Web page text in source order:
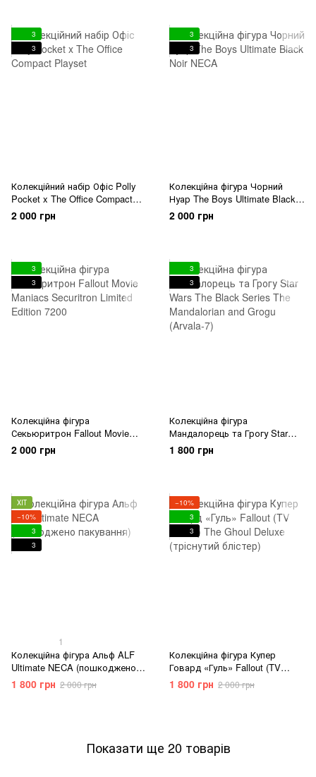
3
3
Колекційний набір Офіс Polly
Pocket x The Office Compact
Playset
2 000 грн
3
3
Колекційна фігура Чорний
Нуар The Boys Ultimate Black
Noir NECA
2 000 грн
3
3
Колекційна фігура
Секьюритрон Fallout Movie
Maniacs Securitron Limited
Edition 7200
2 000 грн
3
3
Колекційна фігура
Мандалорець та Грогу Star
Wars The Black Series The
Mandalorian and Grogu (Arvala-
1 800 грн
ХІТ
−10%
3
3
1
Колекційна фігура Альф ALF
Ultimate NECA (пошкоджено
пакування)
1 800 грн 2 000 грн
−10%
3
3
Колекційна фігура Купер
Говард «Гуль» Fallout (TV
Series) The Ghoul Deluxe
(тріснутий блістер)
1 800 грн 2 000 грн
Показати ще 20 товарів